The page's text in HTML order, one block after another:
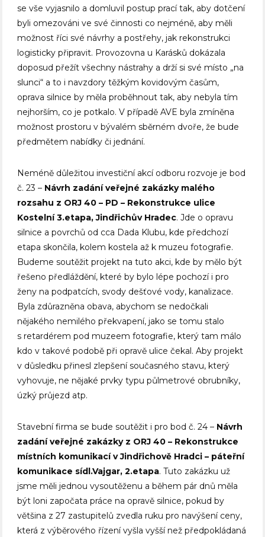
se vše vyjasnilo a domluvil postup prací tak, aby dotčení
byli omezováni ve své činnosti co nejméně, aby měli
možnost říci své návrhy a postřehy, jak rekonstrukci
logisticky připravit. Provozovna u Karásků dokázala
doposud přežít všechny nástrahy a drží si své místo „na
slunci“ a to i navzdory těžkým kovidovým časům,
oprava silnice by měla proběhnout tak, aby nebyla tím
nejhorším, co je potkalo. V případě AVE byla zmíněna
možnost prostoru v bývalém sběrném dvoře, že bude
předmětem nabídky či jednání.
Neméně důležitou investiční akcí odboru rozvoje je bod
č. 23 – Návrh zadání veřejné zakázky malého
rozsahu z ORJ 40 – PD – Rekonstrukce ulice
Kostelní 3.etapa, Jindřichův Hradec. Jde o opravu
silnice a povrchů od cca Dada Klubu, kde předchozí
etapa skončila, kolem kostela až k muzeu fotografie.
Budeme soutěžit projekt na tuto akci, kde by mělo být
řešeno předláždění, které by bylo lépe pochozí i pro
ženy na podpatcích, svody dešťové vody, kanalizace.
Byla zdůrazněna obava, abychom se nedočkali
nějakého nemilého překvapení, jako se tomu stalo
s retardérem pod muzeem fotografie, který tam málo
kdo v takové podobě při opravě ulice čekal. Aby projekt
v důsledku přinesl zlepšení současného stavu, který
vyhovuje, ne nějaké prvky typu půlmetrové obrubníky,
úzký průjezd atp.
Stavební firma se bude soutěžit i pro bod č. 24 – Návrh
zadání veřejné zakázky z ORJ 40 – Rekonstrukce
místních komunikací v Jindřichově Hradci – páteřní
komunikace sídl.Vajgar, 2.etapa. Tuto zakázku už
jsme měli jednou vysoutěženu a během pár dnů měla
být loni započata práce na opravě silnice, pokud by
většina z 27 zastupitelů zvedla ruku pro navýšení ceny,
která z výběrového řízení vyšla vyšší než předpokládaná